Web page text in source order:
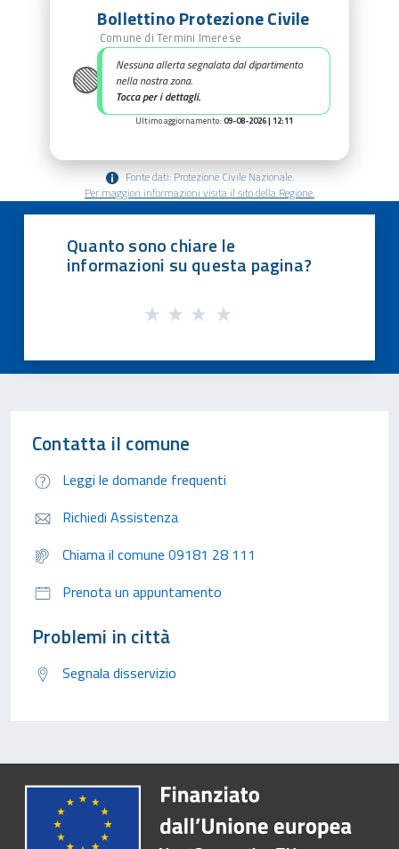
🟢
Bollettino Protezione Civile
Comune di Termini Imerese
Nessuna allerta segnalata dal dipartimento
nella nostra zona.
Tocca per i dettagli.
Ultimo aggiornamento: 09-08-2026 | 12:11
Fonte dati: Protezione Civile Nazionale.
Per maggiori informazioni visita il sito della Regione.
Quanto sono chiare le
informazioni su questa pagina?
Contatta il comune
Leggi le domande frequenti
Richiedi Assistenza
Chiama il comune 09181 28 111
Prenota un appuntamento
Problemi in città
Segnala disservizio